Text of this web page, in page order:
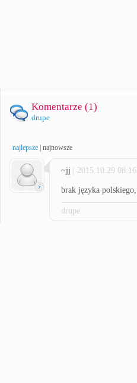
Komentarze (1)
drupe
najlepsze najnowsze
~jj | 2015.10.29 08:16
brak języka
drupe